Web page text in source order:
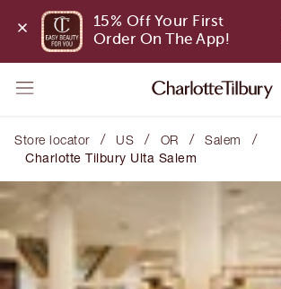
15% Off Your First
Order On The App!
Store locator / US / OR / Salem /
Charlotte Tilbury Ulta Salem